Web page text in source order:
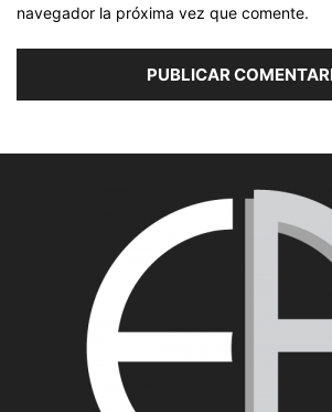
navegador la próxima vez que comente.